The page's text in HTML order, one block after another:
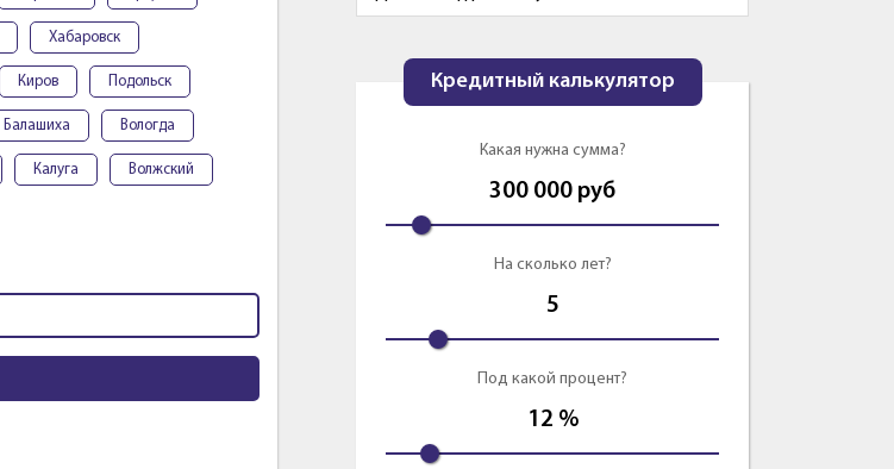
Хабаровск
Киров Подольск
Балашиха Вологда
Калуга Волжский
Кредитный калькулятор
Какая нужна сумма?
300 000 руб
На сколько лет?
5
Под какой процент?
12 %